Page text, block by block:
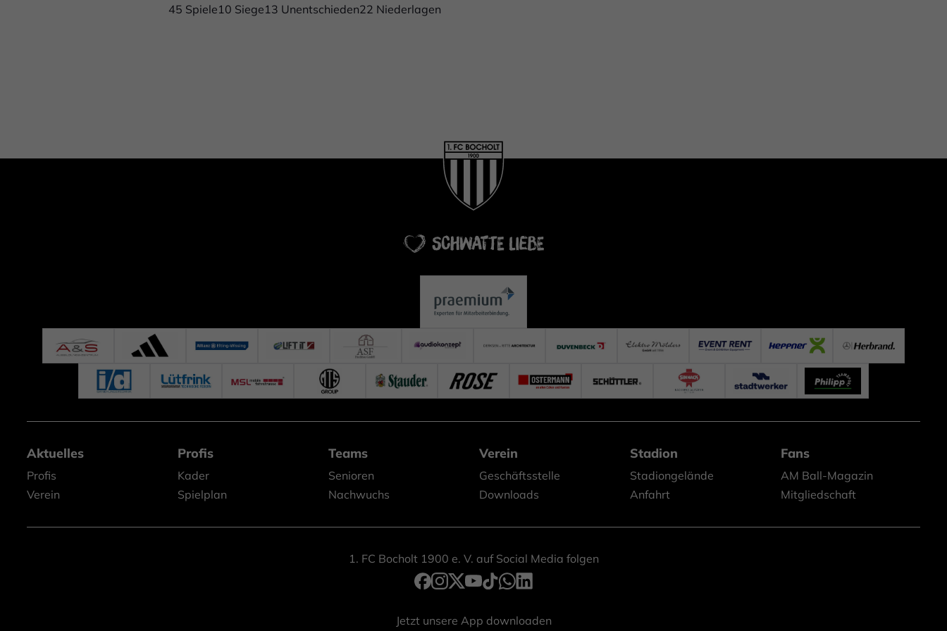
45 Spiele10 Siege13 Unentschieden22 Niederlagen
Aktuelles
Profis
Verein
Profis
Kader
Spielplan
Teams
Senioren
Nachwuchs
Verein
Geschäftsstelle
Downloads
Stadion
Stadiongelände
Anfahrt
Fans
AM Ball-Magazin
Mitgliedschaft
1. FC Bocholt 1900 e. V. auf Social Media folgen
Jetzt unsere App downloaden